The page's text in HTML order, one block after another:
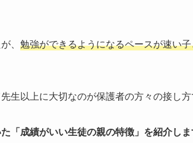
、 勉強ができるようになるペースが速い
生以上に大切なのが保護者の方々の接し方
「成績がいい生徒の親の特徴」を紹介しま